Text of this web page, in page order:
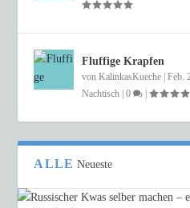
Fluffige Krapfen
vonKalinkasKueche |Feb.
Nachtisch |0 |
ALLE Neueste